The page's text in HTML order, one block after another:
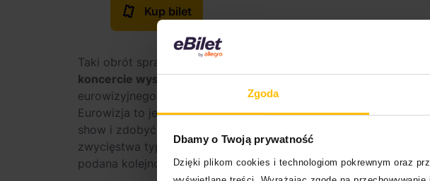
Zgoda
Dbamy o Twoją prywatność
Dzięki plikom cookies i technologiom pokrewnym oraz
Kup bilet
Taki obrót spraw wywołał poruszenie także wśród pozostałych
koncercie wystąpiło ich tylko 25.Rosnące zamieszanie wokół
eurowizyjnego tygodnia, na nieszczęście “zawodników”,
Eurowizja to jednak konkurs piosenki. Dlatego też wykonawcy
show i zdobyć jak największą sympatię eurowizyjnej
zwycięstwa typowano reprezentantów: Szwajcarii, Włoch,
podana kolejność wystąpień: